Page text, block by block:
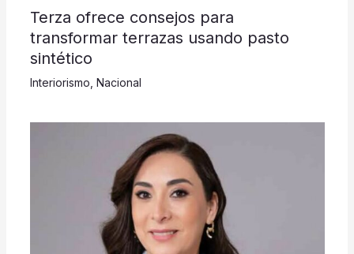
Terza ofrece consejos para
transformar terrazas usando pasto
sintético
Interiorismo Nacional